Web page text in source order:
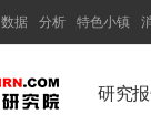
数据 分析 特色小镇
研究